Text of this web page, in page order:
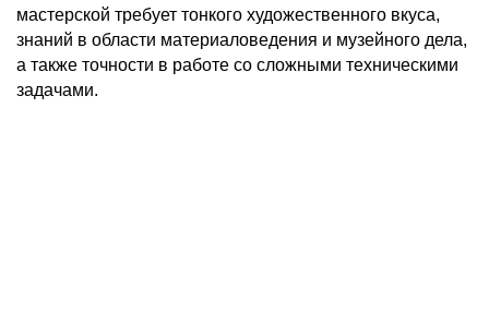
мастерской требует тонкого художественного вкуса,
знаний в области материаловедения и музейного дела,
а также точности в работе со сложными техническими
задачами.